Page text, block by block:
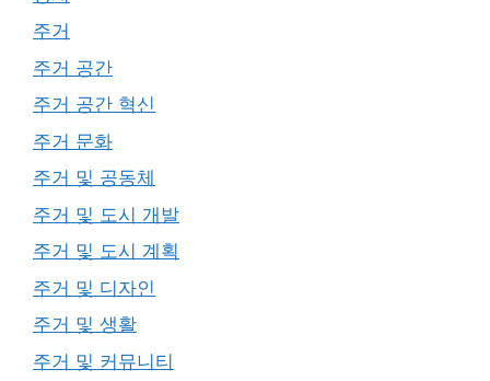
주거
주거 공간
주거 공간 혁신
주거 문화
주거 및 공동체
주거 및 도시 개발
주거 및 도시 계획
주거 및 디자인
주거 및 생활
주거 및 커뮤니티